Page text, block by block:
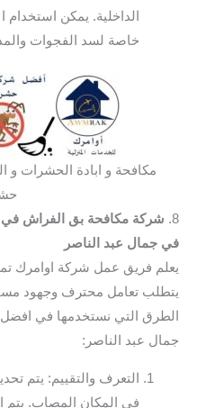
الداخلية. يمكن استخدام
خاصة لسد الفجوات
مكافحة و ابادة الحشرات
8. شركة مكافحة بق الفراش في
في جمال عبد الناصر
يعلم فريق عمل شركة اوامرك
يتطلب تعامل محترف وجهود
الطرق التي نستخدمها في
جمال عبد الناصر:
التعرف والتقييم: يتم
في المكان المصاب. يتم